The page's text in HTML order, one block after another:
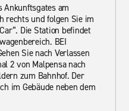
Ankunftsgates am
rechts und folgen Sie im
Die Station befindet
BEI
Sie nach Verlassen
2 von Malpensa nach
zum Bahnhof. Der
im Gebäude neben dem